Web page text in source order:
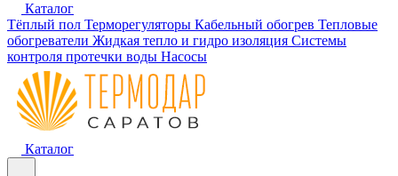
Каталог
Тёплый пол Терморегуляторы Кабельный обогрев Тепловые
обогреватели Жидкая тепло и гидро изоляция Системы
контроля протечки воды Насосы
Каталог